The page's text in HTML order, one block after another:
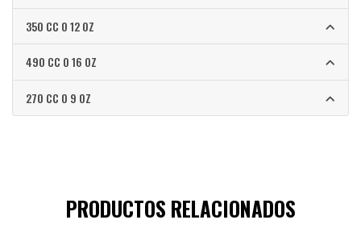
350 CC O 12 OZ
490 CC O 16 OZ
270 CC O 9 OZ
PRODUCTOS RELACIONADOS